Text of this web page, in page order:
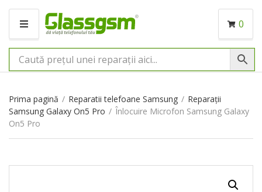
M
N
I
0
Prima pagină / Reparatii telefoane Samsung / Reparații
Samsung Galaxy On5 Pro / Înlocuire Microfon Samsung Galaxy
On5 Pro